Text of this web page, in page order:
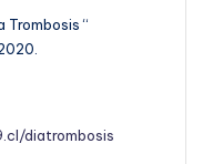
Trombosis “
diatrombosis